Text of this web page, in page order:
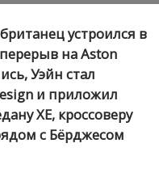
устроился в
на Aston
Уэйн стал
и приложил
XE, кроссоверу
с Бёрджесом